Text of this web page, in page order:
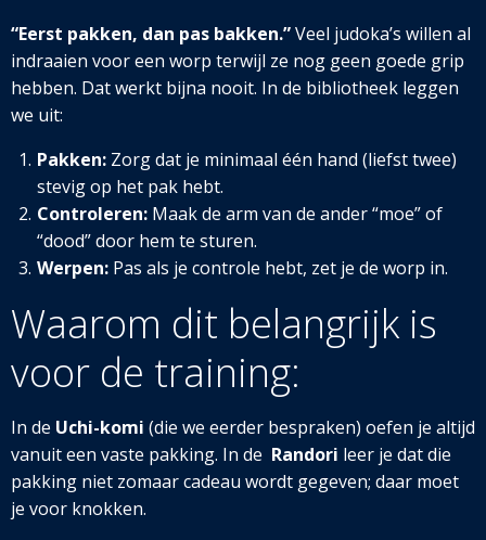
“Eerst pakken, dan pas bakken.”Veel judoka’s willen al
indraaien voor een worp terwijl ze nog geen goede grip
hebben. Dat werkt bijna nooit. In de bibliotheek leggen
we uit:
Pakken:Zorg dat je minimaal één hand (liefst twee)
stevig op het pak hebt.
Controleren:Maak de arm van de ander “moe” of
“dood” door hem te sturen.
Werpen:Pas als je controle hebt, zet je de worp in.
Waarom dit belangrijk is
voor de training:
In de Uchi-komi (die we eerder bespraken) oefen je altijd
vanuit een vaste pakking. In de Randori leer je dat die
pakking niet zomaar cadeau wordt gegeven; daar moet
je voor knokken.